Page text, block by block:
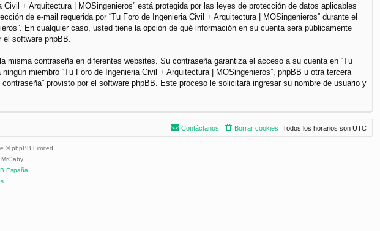
+ Arquitectura | MOSingenieros” está protegida por las leyes de protección de datos aplicables
de e-mail requerida por “Tu Foro de Ingenieria Civil + Arquitectura | MOSingenieros” durante el
En cualquier caso, usted tiene la opción de qué información en su cuenta será públicamente
software phpBB.
contraseña en diferentes websites. Su contraseña garantiza el acceso a su cuenta en “Tu
miembro “Tu Foro de Ingenieria Civil + Arquitectura | MOSingenieros”, phpBB u otra tercera
provisto por el software phpBB. Este proceso le solicitará ingresar su nombre de usuario y
Todos los horarios son UTC
Borrar cookies
Contáctanos
© phpBB Limited
España